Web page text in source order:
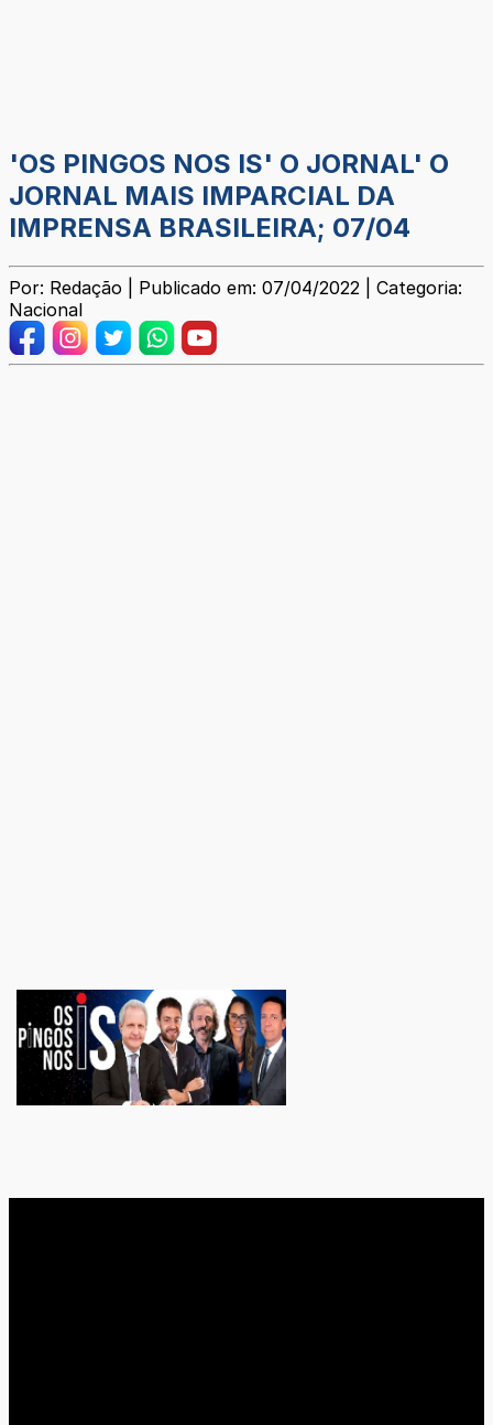
'OS PINGOS NOS IS' O JORNAL' O
JORNAL MAIS IMPARCIAL DA
IMPRENSA BRASILEIRA; 07/04
Por: Redação | Publicado em: 07/04/2022 | Categoria:
Nacional